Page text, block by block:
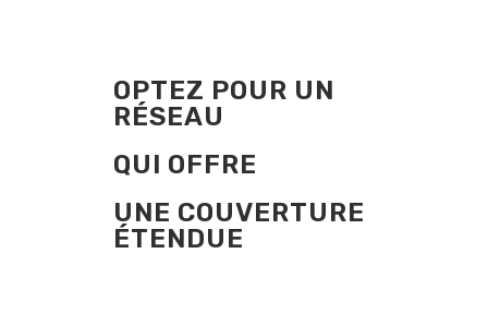
OPTEZ POUR UN
RÉSEAU
QUI OFFRE
UNE COUVERTURE
ÉTENDUE